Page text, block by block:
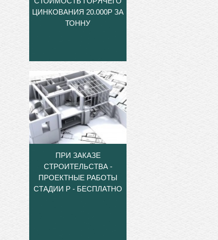
ЦИНКОВАНИЯ 20.000Р ЗА
ТОННУ
ПРИ ЗАКАЗЕ
СТРОИТЕЛЬСТВА -
ПРОЕКТНЫЕ РАБОТЫ
СТАДИИ Р - БЕСПЛАТНО